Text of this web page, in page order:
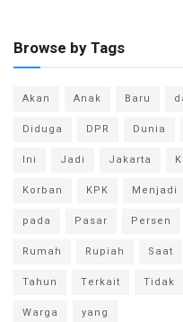
Browse by Tags
Akan Anak Baru
Diduga
DPR Dunia
Ini
Jadi Jakarta
Korban
KPK Menjadi
pada
Pasar Persen
Rumah
Rupiah Saat
Tahun
Terkait Tidak
Warga
yang